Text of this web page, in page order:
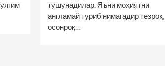
тушунадилар. Яъни моҳиятни
англамай туриб нимагадир тезроқ,
осонроқ…